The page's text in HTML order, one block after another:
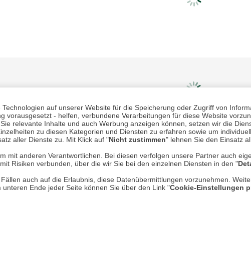
auf unserer Website für die Speicherung oder Zugriff von
vorausgesetzt - helfen, verbundene Verarbeitungen für diese Website
relevante Inhalte und auch Werbung anzeigen können, setzen wir die
zu diesen Kategorien und Diensten zu erfahren sowie um
aller Dienste zu. Mit Klick auf "Nicht zustimmen" lehnen Sie den Einsatz
mit anderen Verantwortlichen. Bei diesen verfolgen unsere Partner auch
Risiken verbunden, über die wir Sie bei den einzelnen Diensten in den "
auch auf die Erlaubnis, diese Datenübermittlungen vorzunehmen.
unteren Ende jeder Seite können Sie über den Link "Cookie-Einstellungen
Mehr erfahren
Über uns
AGB